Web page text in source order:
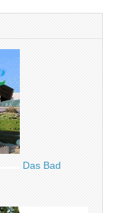
Das Bad